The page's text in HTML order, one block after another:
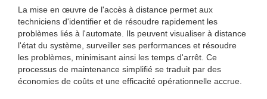
La mise en œuvre de l'accès à distance permet aux
techniciens d'identifier et de résoudre rapidement les
problèmes liés à l'automate. Ils peuvent visualiser à distance
l'état du système, surveiller ses performances et résoudre
les problèmes, minimisant ainsi les temps d'arrêt. Ce
processus de maintenance simplifié se traduit par des
économies de coûts et une efficacité opérationnelle accrue.